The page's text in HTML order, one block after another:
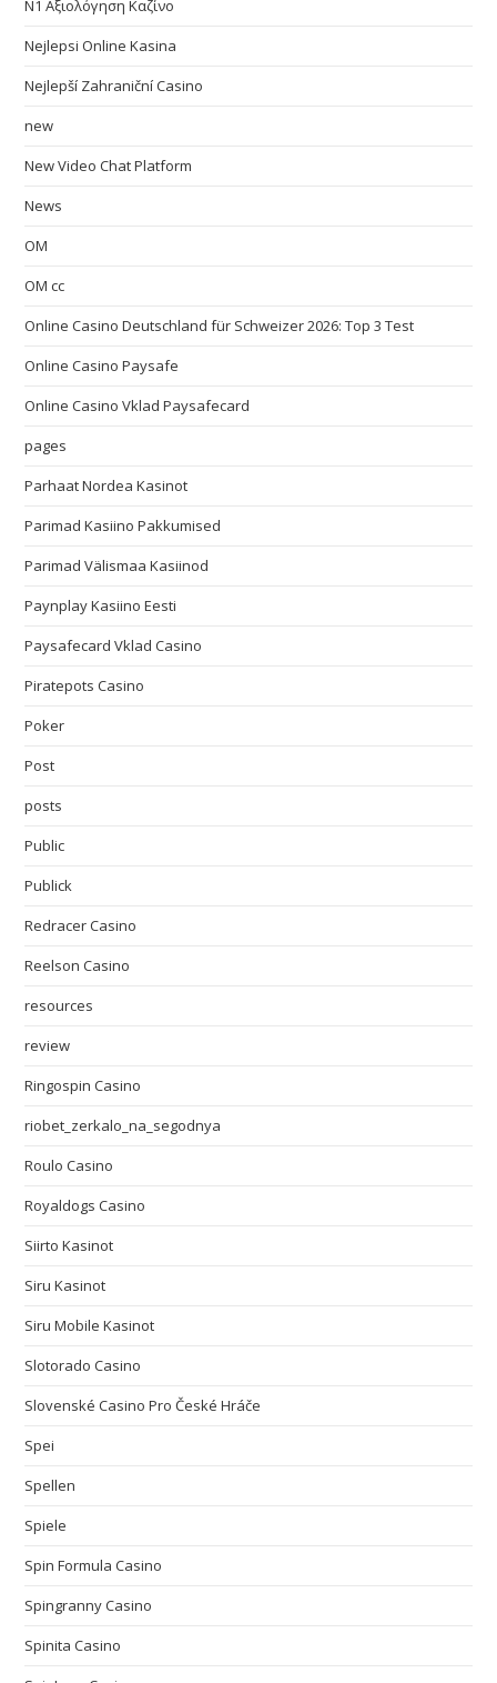
N1 Αξιολόγηση Καζίνο
Nejlepsi Online Kasina
Nejlepší Zahraniční Casino
new
New Video Chat Platform
News
OM
OM cc
Online Casino Deutschland für Schweizer 2026: Top 3 Test
Online Casino Paysafe
Online Casino Vklad Paysafecard
pages
Parhaat Nordea Kasinot
Parimad Kasiino Pakkumised
Parimad Välismaa Kasiinod
Paynplay Kasiino Eesti
Paysafecard Vklad Casino
Piratepots Casino
Poker
Post
posts
Public
Publick
Redracer Casino
Reelson Casino
resources
review
Ringospin Casino
riobet_zerkalo_na_segodnya
Roulo Casino
Royaldogs Casino
Siirto Kasinot
Siru Kasinot
Siru Mobile Kasinot
Slotorado Casino
Slovenské Casino Pro České Hráče
Spei
Spellen
Spiele
Spin Formula Casino
Spingranny Casino
Spinita Casino